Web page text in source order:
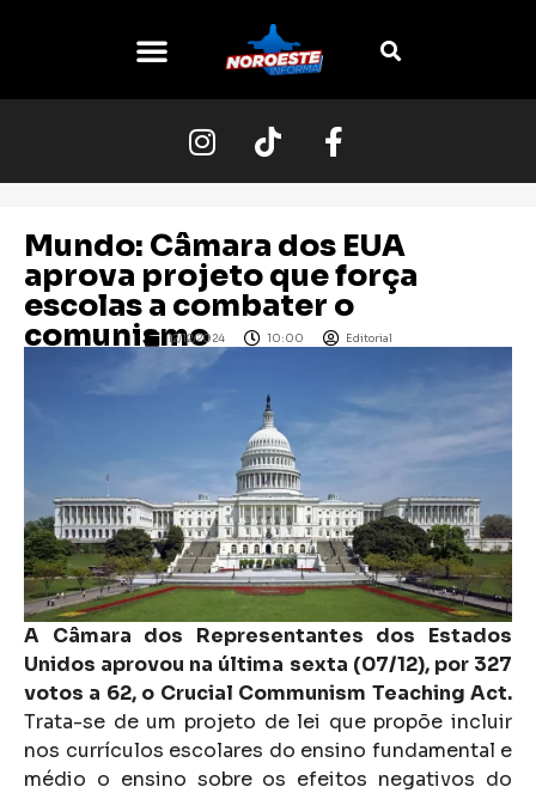
Mundo: Câmara dos EUA
aprova projeto que força
escolas a combater o
comunismo
12/12/2024 10:00 Editorial
A Câmara dos Representantes dos Estados
Unidos aprovou na última sexta (07/12), por 327
votos a 62, o Crucial Communism Teaching Act.
Trata-se de um projeto de lei que propõe incluir
nos currículos escolares do ensino fundamental e
médio o ensino sobre os efeitos negativos do